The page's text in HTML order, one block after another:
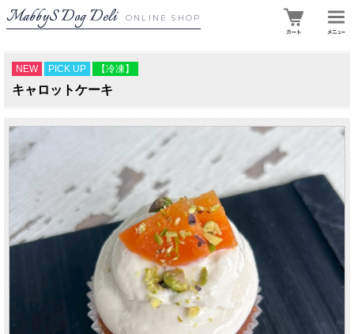
MabbyS Dog Deli ONLINE SHOP
NEW PICK UP 【冷凍】
キャロットケーキ